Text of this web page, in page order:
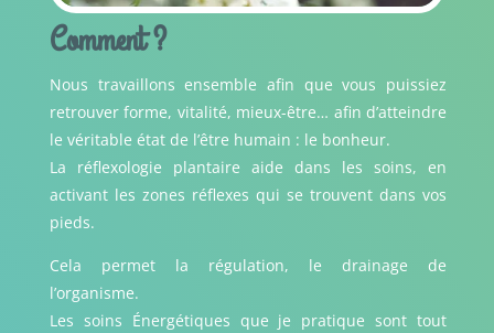
Comment ?
Nous travaillons ensemble afin que vous puissiez
retrouver forme, vitalité, mieux-être… afin d’atteindre
le véritable état de l’être humain : le bonheur.
La réflexologie plantaire aide dans les soins, en
activant les zones réflexes qui se trouvent dans vos
pieds.
Cela permet la régulation, le drainage de
l’organisme.
Les soins Énergétiques que je pratique sont tout